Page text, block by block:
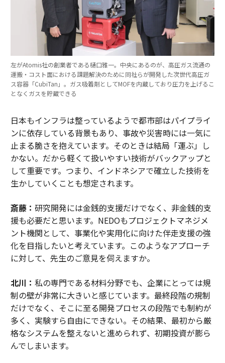
左がAtomis社の創業者である樋口雅一。中央にあるのが、高圧ガス流通の
運搬・コスト面における課題解決のために同社らが開発した次世代高圧ガ
ス容器「CubiTan」。ガス吸着剤としてMOFを内蔵しており圧力を上げるこ
となくガスを貯蔵できる
日本もインフラは整っているようで都市部はパイプライ
ンに依存している背景もあり、事故や災害時には一気に
止まる脆さを抱えています。そのときは結局「運ぶ」し
かない。だから軽くて扱いやすい技術がバックアップと
して重要です。つまり、インドネシアで確立した技術を
生かしていくことも想定されます。
斎藤： 研究開発には金銭的支援だけでなく、非金銭的支
援も必要だと思います。NEDOもプロジェクトマネジメ
ント機関として、事業化や実用化に向けた伴走支援の強
化を目指したいと考えています。このようなアプローチ
に対して、先生のご意見を伺えますか。
北川： 私の専門である材料分野でも、企業にとっては規
制の壁が非常に大きいと感じています。最終段階の規制
だけでなく、そこに至る開発プロセスの段階でも制約が
多く、実験すら自由にできない。その結果、最初から厳
格なシステムを整えないと進められず、初期投資が膨ら
んでしまいます。